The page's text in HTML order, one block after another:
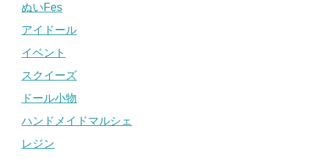
ぬいFes
アイドール
イベント
スクイーズ
ドール小物
ハンドメイドマルシェ
レジン